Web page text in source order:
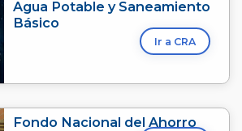
Agua Potable y Saneamiento
Básico
Ir a CRA
Fondo Nacional del Ahorro